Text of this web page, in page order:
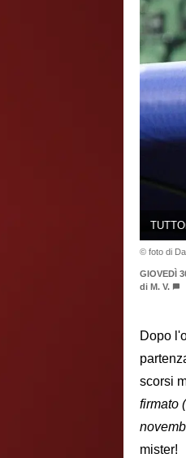
© foto di
GIOVEDÌ
di M. V.
Dopo
scorsi
firmato
mister!